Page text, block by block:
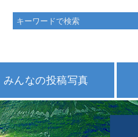
みんなの投稿写真